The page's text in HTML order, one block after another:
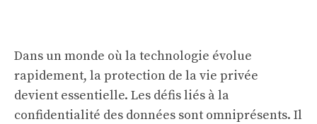
Dans un monde où la technologie évolue
rapidement, la protection de la vie privée
devient essentielle. Les défis liés à la
confidentialité des données sont omniprésents. Il